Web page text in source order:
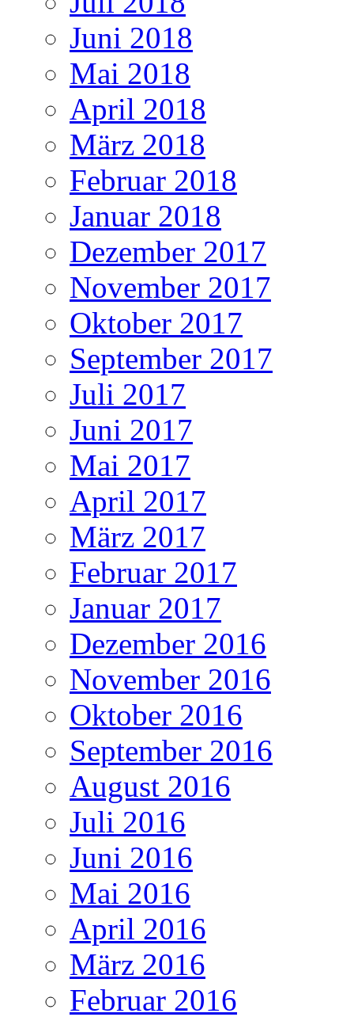
Juni 2018
Mai 2018
April 2018
März 2018
Februar 2018
Januar 2018
Dezember 2017
November 2017
Oktober 2017
September 2017
Juli 2017
Juni 2017
Mai 2017
April 2017
März 2017
Februar 2017
Januar 2017
Dezember 2016
November 2016
Oktober 2016
September 2016
August 2016
Juli 2016
Juni 2016
Mai 2016
April 2016
März 2016
Februar 2016